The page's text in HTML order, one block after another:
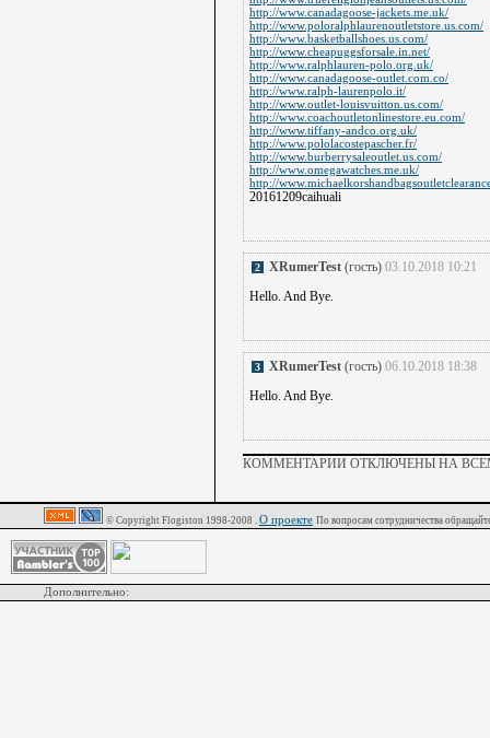
http://www.canadagoose-jackets.me.uk/
http://www.poloralphlaurenoutletstore.us.com/
http://www.basketballshoes.us.com/
http://www.cheapuggsforsale.in.net/
http://www.ralphlauren-polo.org.uk/
http://www.canadagoose-outlet.com.co/
http://www.ralph-laurenpolo.it/
http://www.outlet-louisvuitton.us.com/
http://www.coachoutletonlinestore.eu.com/
http://www.tiffany-andco.org.uk/
http://www.pololacostepascher.fr/
http://www.burberrysaleoutlet.us.com/
http://www.omegawatches.me.uk/
http://
20161209caihuali
2 XRumerTest (гость) 03.10.2018 10:21
Hello. And Bye.
3 XRumerTest (гость) 06.10.2018 18:38
Hello. And Bye.
КОММЕНТАРИИ ОТКЛЮЧЕНЫ НА
© Copyright Flogiston 1998-2008 . О проекте По вопросам сотрудничества
Дополнительно: